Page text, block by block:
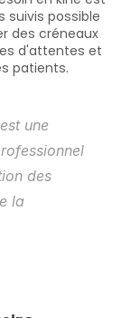
suivis possible
des créneaux
d'attentes et
patients.
une
des
la